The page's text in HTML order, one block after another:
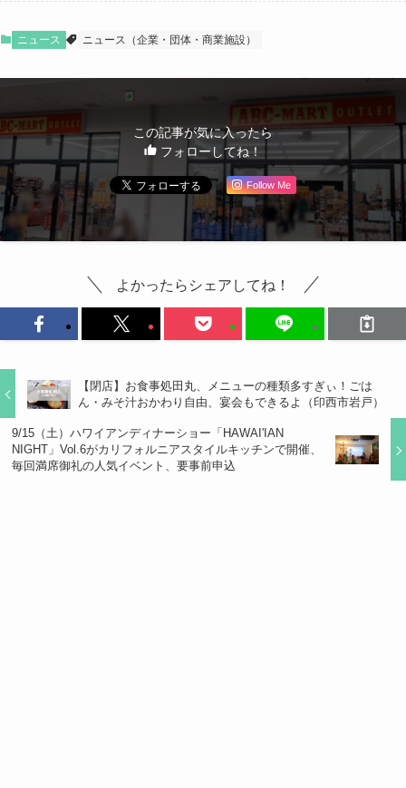
ニュース ニュース（企業・団体・商業施設）
この記事が気に入ったら
フォローしてね！
Follow Me
よかったらシェアしてね！
【閉店】お食事処田丸、メニューの種類多すぎぃ！ごは
ん・みそ汁おかわり自由、宴会もできるよ（印西市岩戸）
9/15（土）ハワイアンディナーショー「HAWAI'IAN
NIGHT」Vol.6がカリフォルニアスタイルキッチンで開催、
毎回満席御礼の人気イベント、要事前申込